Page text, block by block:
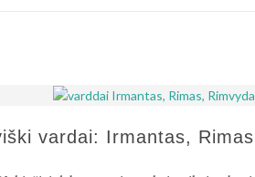
vardai: Irmantas,